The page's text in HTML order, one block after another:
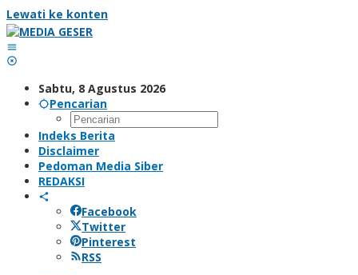
Lewati ke konten
Sabtu, 8 Agustus 2026
Pencarian
Indeks Berita
Disclaimer
Pedoman Media Siber
REDAKSI
Facebook
Twitter
Pinterest
RSS